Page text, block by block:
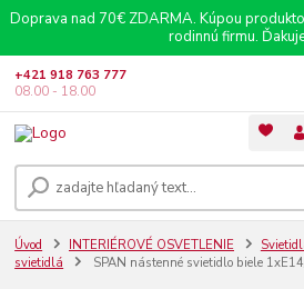
Doprava nad 70€ ZDARMA. Kúpou
rodinnú firmu.
+421 918 763 777
08.00 - 18.00
Úvod INTERIÉROVÉ OSVETLENIE
svietidlá
SPAN nástenné svietidlo biele